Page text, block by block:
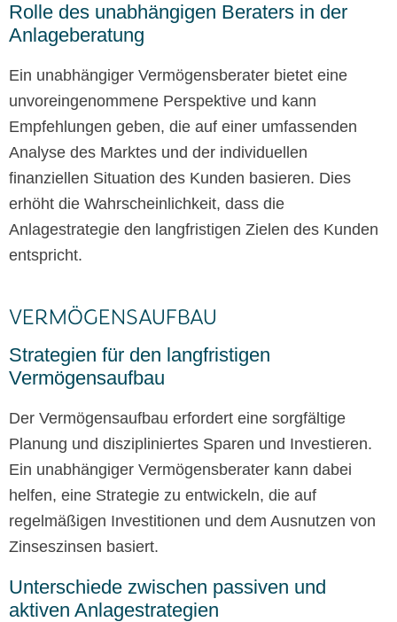
Rolle des unabhängigen Beraters in der
Anlageberatung
Ein unabhängiger Vermögensberater bietet eine
unvoreingenommene Perspektive und kann
Empfehlungen geben, die auf einer umfassenden
Analyse des Marktes und der individuellen
finanziellen Situation des Kunden basieren. Dies
erhöht die Wahrscheinlichkeit, dass die
Anlagestrategie den langfristigen Zielen des Kunden
entspricht.
VERMÖGENSAUFBAU
Strategien für den langfristigen
Vermögensaufbau
Der Vermögensaufbau erfordert eine sorgfältige
Planung und diszipliniertes Sparen und Investieren.
Ein unabhängiger Vermögensberater kann dabei
helfen, eine Strategie zu entwickeln, die auf
regelmäßigen Investitionen und dem Ausnutzen von
Zinseszinsen basiert.
Unterschiede zwischen passiven und
aktiven Anlagestrategien